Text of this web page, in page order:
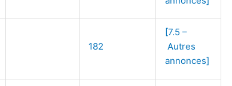
182
[7.5 –
Autres
annonces]